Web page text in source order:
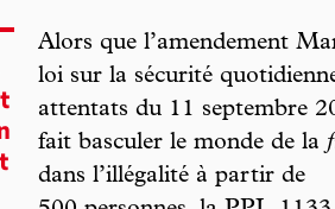
Alors que l’amendement
loi sur la sécurité
attentats du 11 septembre
fait basculer le monde de la
dans l’illégalité à partir de